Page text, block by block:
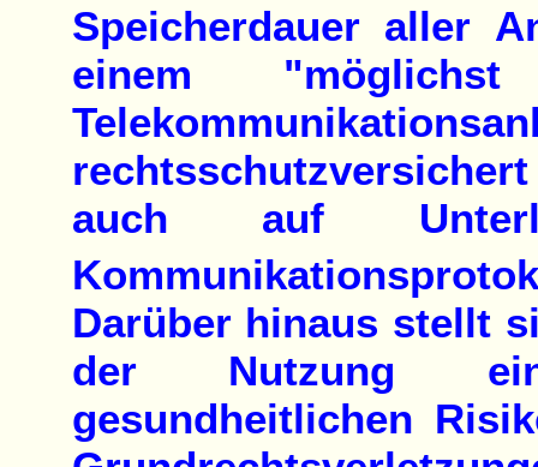
Speicherdauer aller
einem "möglichst
auch auf
Darüber hinaus stellt
der Nutzung
gesundheitlichen